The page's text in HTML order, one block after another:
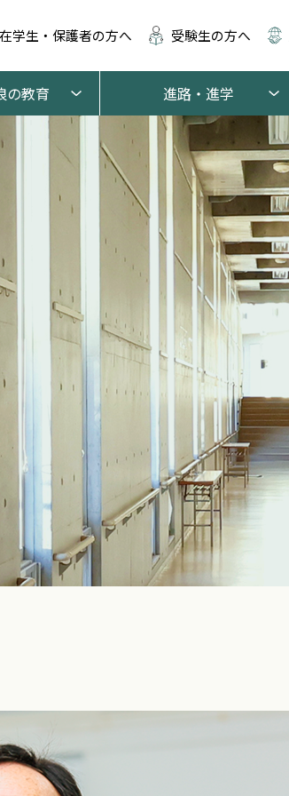
在学生・保護者の方へ 受験生の方へ
の教育 進路・進学